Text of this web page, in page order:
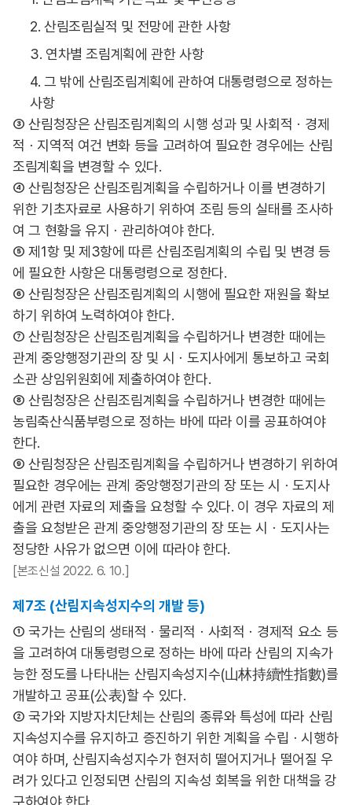
2. 산림조림실적 및 전망에 관한 사항
3. 연차별 조림계획에 관한 사항
4. 그 밖에 산림조림계획에 관하여 대통령령으로 정하는
사항
③ 산림청장은 산림조림계획의 시행 성과 및 사회적ㆍ경제
적ㆍ지역적 여건 변화 등을 고려하여 필요한 경우에는 산림
조림계획을 변경할 수 있다.
④ 산림청장은 산림조림계획을 수립하거나 이를 변경하기
위한 기초자료로 사용하기 위하여 조림 등의 실태를 조사하
여 그 현황을 유지ㆍ관리하여야 한다.
⑤ 제1항 및 제3항에 따른 산림조림계획의 수립 및 변경 등
에 필요한 사항은 대통령령으로 정한다.
⑥ 산림청장은 산림조림계획의 시행에 필요한 재원을 확보
하기 위하여 노력하여야 한다.
⑦ 산림청장은 산림조림계획을 수립하거나 변경한 때에는
관계 중앙행정기관의 장 및 시ㆍ도지사에게 통보하고 국회
소관 상임위원회에 제출하여야 한다.
⑧ 산림청장은 산림조림계획을 수립하거나 변경한 때에는
농림축산식품부령으로 정하는 바에 따라 이를 공표하여야
한다.
⑨ 산림청장은 산림조림계획을 수립하거나 변경하기 위하여
필요한 경우에는 관계 중앙행정기관의 장 또는 시ㆍ도지사
에게 관련 자료의 제출을 요청할 수 있다. 이 경우 자료의 제
출을 요청받은 관계 중앙행정기관의 장 또는 시ㆍ도지사는
정당한 사유가 없으면 이에 따라야 한다.
[본조신설 2022. 6. 10.]
제7조 (산림지속성지수의 개발 등)
① 국가는 산림의 생태적ㆍ물리적ㆍ사회적ㆍ경제적 요소 등
을 고려하여 대통령령으로 정하는 바에 따라 산림의 지속가
능한 정도를 나타내는 산림지속성지수(山林持續性指數)를
개발하고 공표(公表)할 수 있다.
② 국가와 지방자치단체는 산림의 종류와 특성에 따라 산림
지속성지수를 유지하고 증진하기 위한 계획을 수립ㆍ시행하
여야 하며, 산림지속성지수가 현저히 떨어지거나 떨어질 우
려가 있다고 인정되면 산림의 지속성 회복을 위한 대책을 강
구하여야 한다.